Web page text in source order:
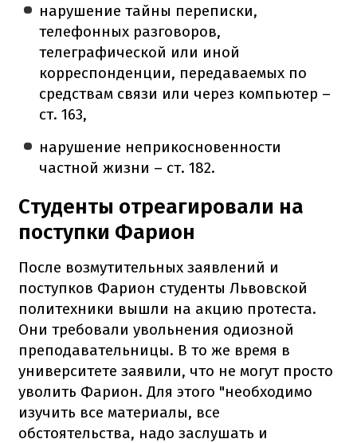
нарушение тайны переписки,
телефонных разговоров,
телеграфической или иной
корреспонденции, передаваемых по
средствам связи или через компьютер –
ст. 163,
нарушение неприкосновенности
частной жизни – ст. 182.
Студенты отреагировали на
поступки Фарион
После возмутительных заявлений и
поступков Фарион студенты Львовской
политехники вышли на акцию протеста.
Они требовали увольнения одиозной
преподавательницы. В то же время в
университете заявили, что не могут просто
уволить Фарион. Для этого "необходимо
изучить все материалы, все
обстоятельства, надо заслушать и